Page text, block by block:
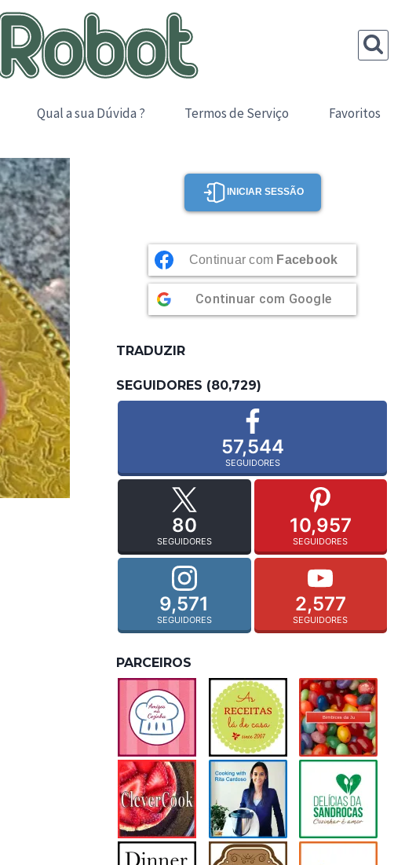
Qual a sua Dúvida ? Termos de Serviço Favoritos
INICIAR SESSÃO
Continuar com Facebook
Continuar com Google
TRADUZIR
SEGUIDORES (80,729)
57,544
SEGUIDORES
80
SEGUIDORES
10,957
SEGUIDORES
9,571
SEGUIDORES
2,577
SEGUIDORES
PARCEIROS